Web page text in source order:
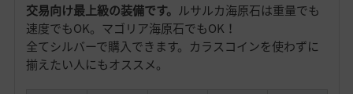
交易向け最上級の装備です。 ルサルカ海原石は重量でも
速度でもOK。マゴリア海原石でもOK！
全てシルバーで購入できます。カラスコインを使わずに
揃えたい人にもオススメ。